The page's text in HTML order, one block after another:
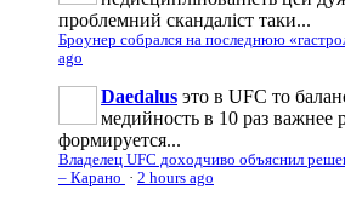
проблемний скандаліст таки...
Броунер собрался на последнюю
ago
Daedalus это в UFC то
медийность в 10 раз важнее
формируется...
Владелец UFC доходчиво объяснил
– Карано · 2 hours ago